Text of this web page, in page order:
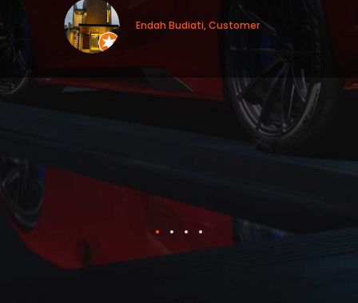
Endah Budiati, Customer